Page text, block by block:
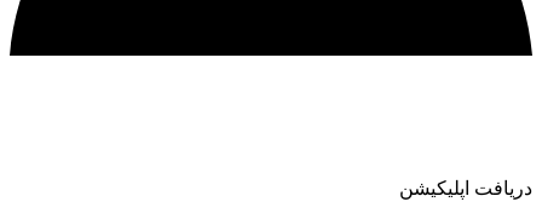
دریافت اپلیکیشن